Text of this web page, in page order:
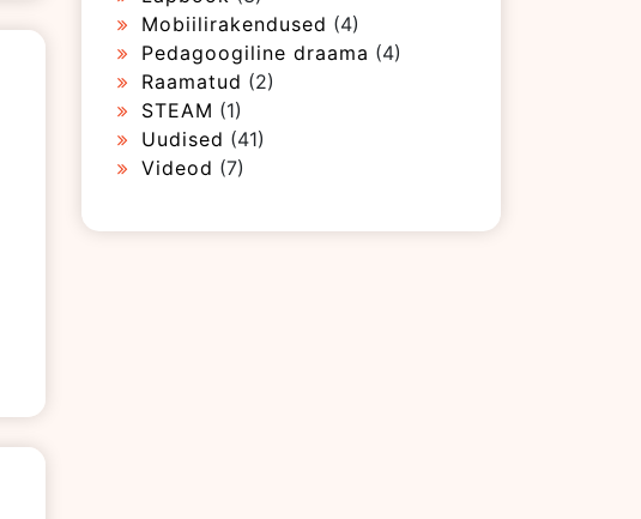
Mobiilirakendused (4)
Pedagoogiline draama (4)
Raamatud (2)
STEAM (1)
Uudised (41)
Videod (7)